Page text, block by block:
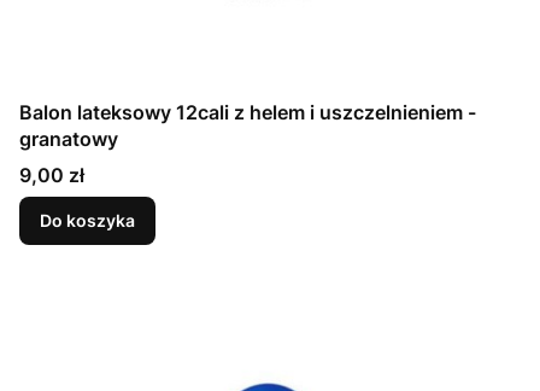
Balon lateksowy 12cali z helem i uszczelnieniem -
granatowy
Cena
9,00 zł
Do koszyka